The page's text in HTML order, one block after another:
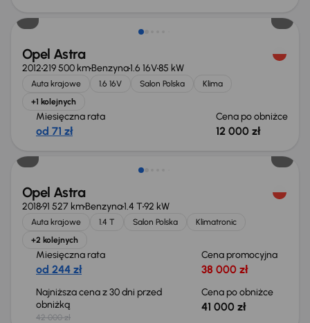
Opel Astra
2012219 500 kmBenzyna1.6 16V85 kW
Auta krajowe 1.6 16V Salon Polska
Klima
+1 kolejnych
Miesięczna rata
od 71 zł
Cena po obniżce
12 000 zł
Taniej o 1 000 zł
Opel Astra
201891 527 kmBenzyna1.4 T92 kW
Auta krajowe 1.4 T Salon Polska
Klimatronic
+2 kolejnych
Miesięczna rata
od 244 zł
Cena promocyjna
38 000 zł
Najniższa cena z 30 dni przed
obniżką
42 000 zł
Cena po obniżce
41 000 zł